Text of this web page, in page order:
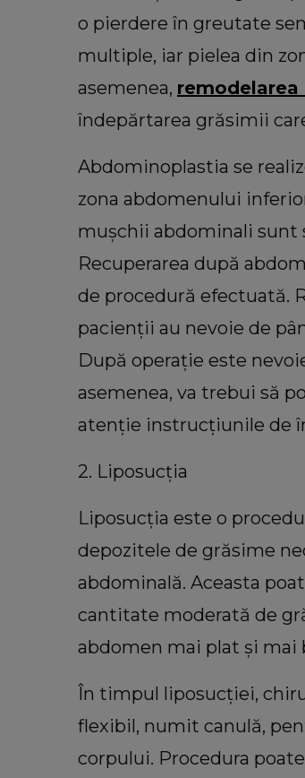
o pierdere în greutate
multiple, iar pielea din
asemenea,
îndepărtarea grăsimii
Abdominoplastia se
zona abdomenului
mușchii abdominali sunt
Recuperarea după
de procedură efectuată.
pacienții au nevoie de
După operație este
asemenea, va trebui să
atenție instrucțiunile de
2. Liposucția
Liposucția este o
depozitele de grăsime
abdominală. Aceasta
cantitate moderată de
abdomen mai plat și mai
În timpul liposucției,
flexibil, numit canulă,
corpului. Procedura